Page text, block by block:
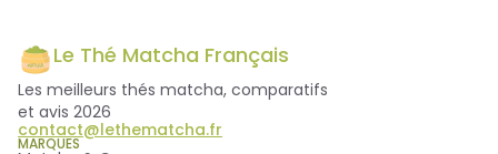
Un stockage au réfrigérateur permet
généralement de préserver plus longtemps ses
arômes et sa fraîcheur.
Le Thé Matcha Français
Les meilleurs thés matcha, comparatifs
et avis 2026
contact@lethematcha.fr
MARQUES